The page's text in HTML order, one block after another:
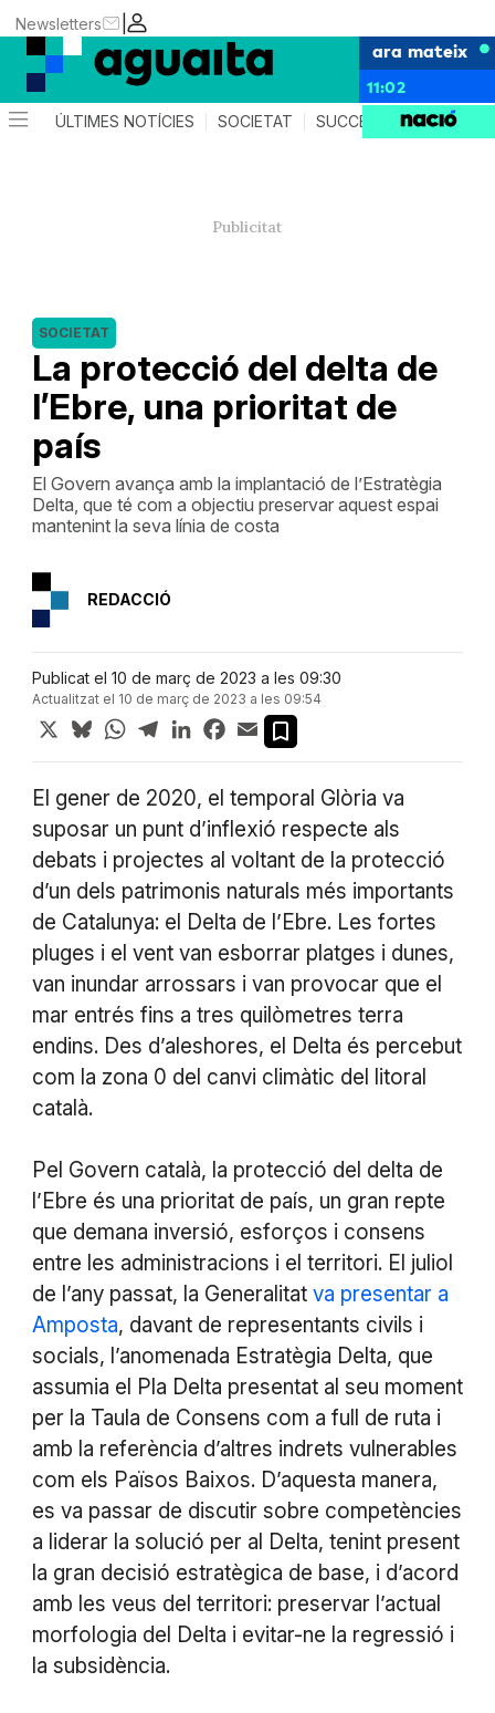
|
Newsletters
ara mateix
11:02
ÚLTIMES NOTÍCIES SOCIETAT SUCCESSOS AGENDA
La protecció del delta de
l’Ebre, una prioritat de
país
SOCIETAT
El Govern avança amb la implantació de l’Estratègia
Delta, que té com a objectiu preservar aquest espai
mantenint la seva línia de costa
REDACCIÓ
Publicat el 10 de març de 2023 a les 09:30
Actualitzat el 10 de març de 2023 a les 09:54
X BlueskyWhatsApp
TelegramLinkedInFacebook
Email
El gener de 2020, el temporal Glòria va
suposar un punt d’inflexió respecte als
debats i projectes al voltant de la protecció
d’un dels patrimonis naturals més importants
de Catalunya: el Delta de l’Ebre. Les fortes
pluges i el vent van esborrar platges i dunes,
van inundar arrossars i van provocar que el
mar entrés fins a tres quilòmetres terra
endins. Des d’aleshores, el Delta és percebut
com la zona 0 del canvi climàtic del litoral
català.
Pel Govern català, la protecció del delta de
l’Ebre és una prioritat de país, un gran repte
que demana inversió, esforços i consens
entre les administracions i el territori. El juliol
de l’any passat, la Generalitat va presentar a
Amposta, davant de representants civils i
socials, l’anomenada Estratègia Delta, que
assumia el Pla Delta presentat al seu moment
per la Taula de Consens com a full de ruta i
amb la referència d’altres indrets vulnerables
com els Països Baixos. D’aquesta manera,
es va passar de discutir sobre competències
a liderar la solució per al Delta, tenint present
la gran decisió estratègica de base, i d’acord
amb les veus del territori: preservar l’actual
morfologia del Delta i evitar-ne la regressió i
la subsidència.